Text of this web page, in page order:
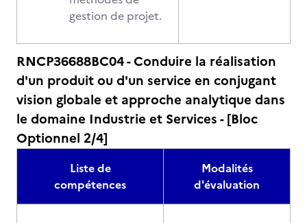
gestion de projet.
RNCP36688BC04 - Conduire la réalisation
d'un produit ou d'un service en conjugant
vision globale et approche analytique dans
le domaine Industrie et Services - [Bloc
Optionnel 2/4]
Liste de
compétences
Modalités
d'évaluation